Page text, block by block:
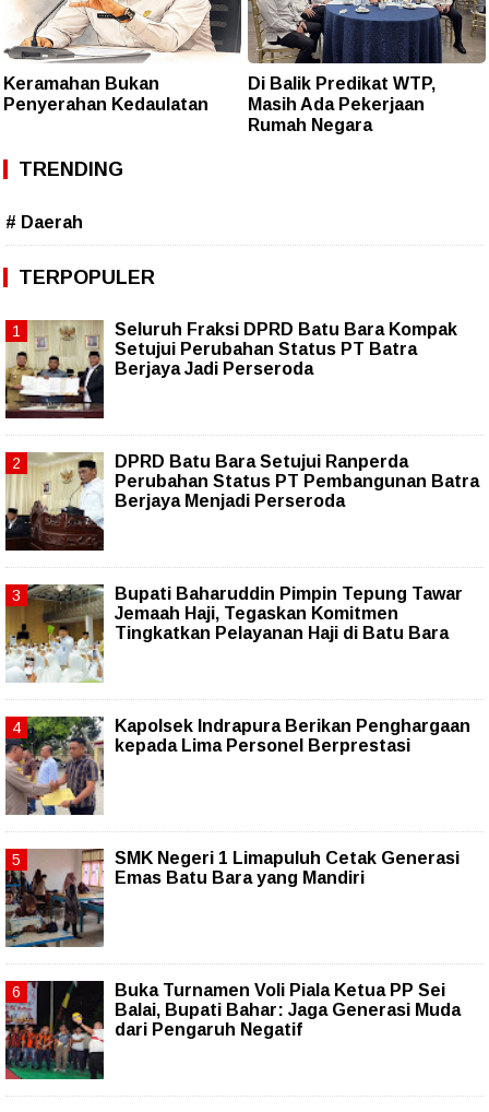
Keramahan Bukan
Penyerahan Kedaulatan
Di Balik Predikat WTP,
Masih Ada Pekerjaan
Rumah Negara
TRENDING
# Daerah
TERPOPULER
Seluruh Fraksi DPRD Batu Bara Kompak
Setujui Perubahan Status PT Batra
Berjaya Jadi Perseroda
DPRD Batu Bara Setujui Ranperda
Perubahan Status PT Pembangunan Batra
Berjaya Menjadi Perseroda
Bupati Baharuddin Pimpin Tepung Tawar
Jemaah Haji, Tegaskan Komitmen
Tingkatkan Pelayanan Haji di Batu Bara
Kapolsek Indrapura Berikan Penghargaan
kepada Lima Personel Berprestasi
SMK Negeri 1 Limapuluh Cetak Generasi
Emas Batu Bara yang Mandiri
Buka Turnamen Voli Piala Ketua PP Sei
Balai, Bupati Bahar: Jaga Generasi Muda
dari Pengaruh Negatif